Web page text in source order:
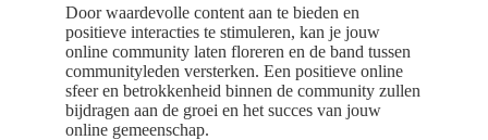
Door waardevolle content aan te bieden en
positieve interacties te stimuleren, kan je jouw
online community laten floreren en de band tussen
communityleden versterken. Een positieve online
sfeer en betrokkenheid binnen de community zullen
bijdragen aan de groei en het succes van jouw
online gemeenschap.